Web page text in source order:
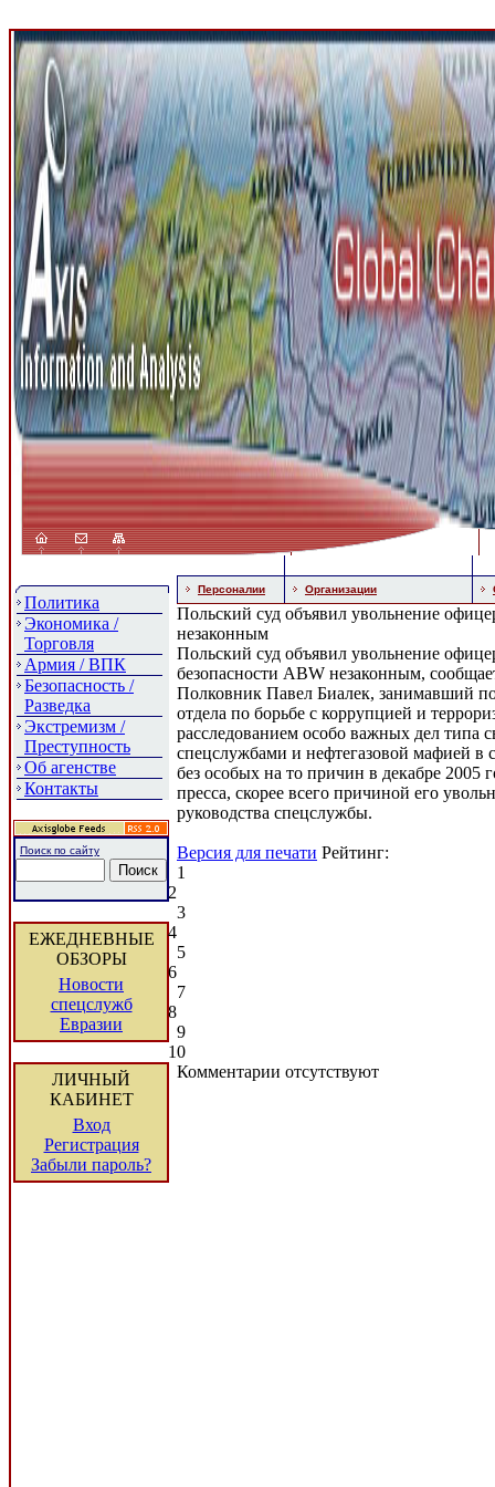
Политика
Экономика /
Торговля
Армия / ВПК
Безопасность /
Разведка
Экстремизм /
Преступность
Об агенстве
Контакты
Поиск по сайту
ЕЖЕДНЕВНЫЕ
ОБЗОРЫ
Новости
спецслужб
Евразии
ЛИЧНЫЙ
КАБИНЕТ
Вход
Регистрация
Забыли пароль?
Персоналии Организации
Польский суд объявил увольнение
незаконным
Польский суд объявил увольнение
безопасности ABW незаконным,
Полковник Павел Биалек, занимавший
отдела по борьбе с коррупцией и
расследованием особо важных дел типа
спецслужбами и нефтегазовой мафией в
без особых на то причин в декабре 2005
пресса, скорее всего причиной его
руководства спецслужбы.
Версия для печати Рейтинг:
1
2
3
4
5
6
7
8
9
10
Комментарии отсутствуют